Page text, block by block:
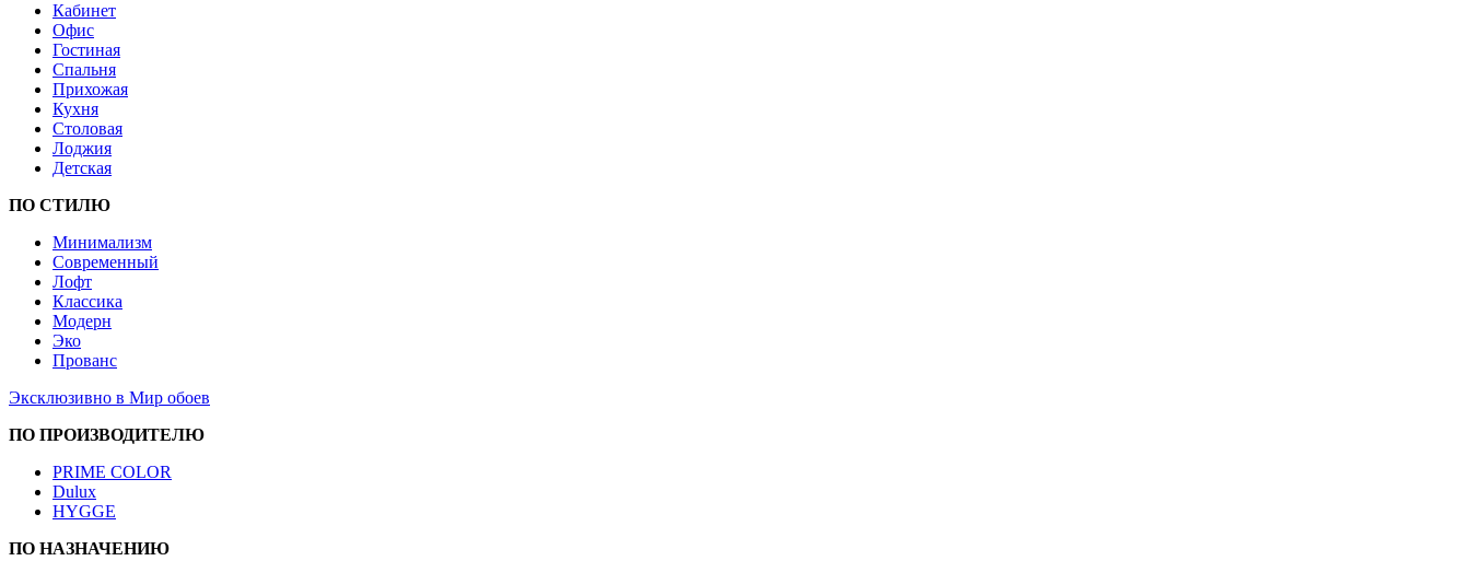
Кабинет
Офис
Гостиная
Спальня
Прихожая
Кухня
Столовая
Лоджия
Детская
ПО СТИЛЮ
Минимализм
Современный
Лофт
Классика
Модерн
Эко
Прованс
Эксклюзивно в Мир обоев
ПО ПРОИЗВОДИТЕЛЮ
PRIME COLOR
Dulux
HYGGE
ПО НАЗНАЧЕНИЮ